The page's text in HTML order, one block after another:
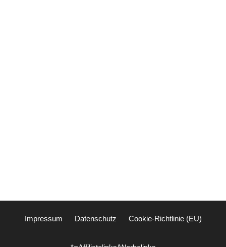
Impressum Datenschutz Cookie-Richtlinie (EU)